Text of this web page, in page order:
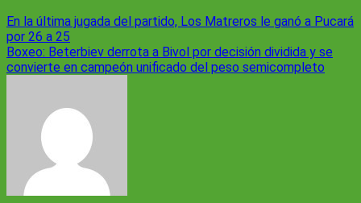
Navegación
de
entradas
En la última jugada del partido, Los Matreros le ganó a Pucará
por 26 a 25
Boxeo: Beterbiev derrota a Bivol por decisión dividida y se
convierte en campeón unificado del peso semicompleto